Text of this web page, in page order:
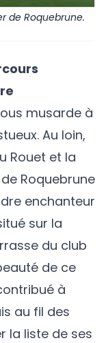
de Roquebrune.
musarde à
Au loin,
Rouet et la
Roquebrune
enchanteur
sur la
du club
de ce
à
au fil des
la liste de ses